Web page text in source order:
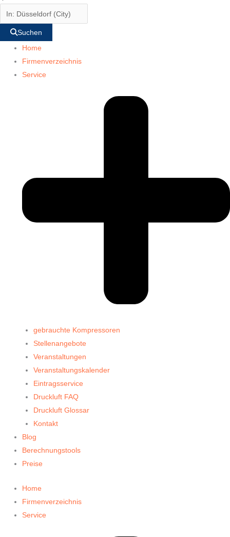
Suchen
Home
Firmenverzeichnis
Service
gebrauchte Kompressoren
Stellenangebote
Veranstaltungen
Veranstaltungskalender
Eintragsservice
Druckluft FAQ
Druckluft Glossar
Kontakt
Blog
Berechnungstools
Preise
Home
Firmenverzeichnis
Service